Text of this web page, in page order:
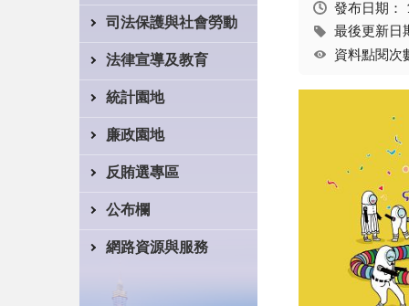
司法保護與社會勞動
法律宣導及教育
統計園地
廉政園地
反賄選專區
公布欄
網路資源與服務
發布日期：
最後更新日
資料點閱次